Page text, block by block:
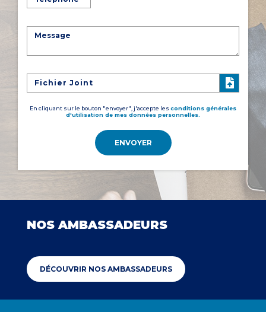
Fichier Joint
En cliquant sur le bouton "envoyer", j'accepte les conditions générales
d'utilisation de mes données personnelles.
ENVOYER
NOS AMBASSADEURS
DÉCOUVRIR NOS AMBASSADEURS